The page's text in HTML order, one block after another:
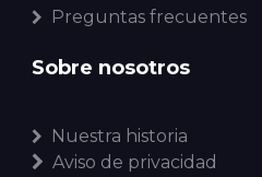
Preguntas frecuentes
Sobre nosotros
Nuestra historia
Aviso de privacidad